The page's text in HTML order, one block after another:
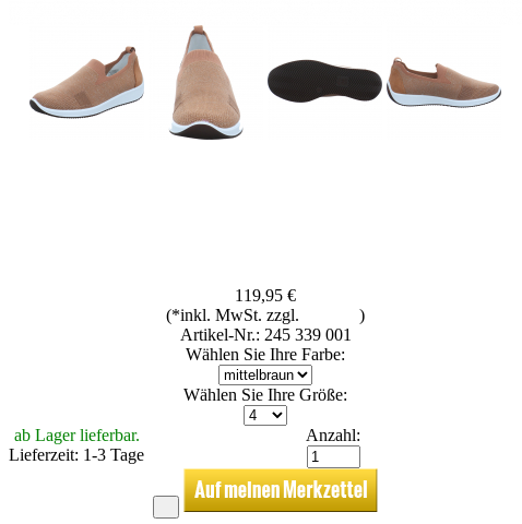
119,95 €
(*inkl. MwSt. zzgl.
)
Artikel-Nr.: 245 339 001
Wählen Sie Ihre Farbe:
Wählen Sie Ihre Größe:
ab Lager lieferbar.
Lieferzeit: 1-3 Tage
Anzahl: